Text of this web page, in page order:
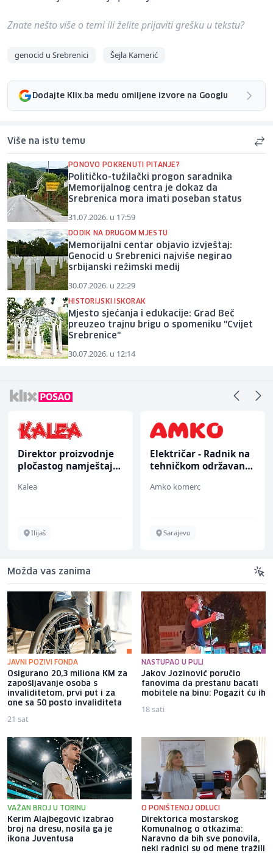
Znate nešto više o temi ili želite prijaviti grešku u tekstu?
genocid u Srebrenici Šejla Kamerić
Dodajte Klix.ba među omiljene izvore na Googlu
Više na istu temu
PONOVO POKRENUTI PITANJE?
Političko-tužilački progon saradnika
Memorijalnog centra je dokaz da
Srebrenica mora imati poseban status
31.07.2026. u 17:59
DODIK NA DRUGOM MJESTU
Memorijalni centar objavio izvještaj:
Genocid u Srebrenici najviše negirao
srbijanski režimski medij
30.07.2026. u 22:29
HISTORIJSKI ISKORAK
Mjesto sjećanja i edukacije: Grad Beč
preuzeo trajnu brigu o spomeniku "Cvijet
Srebrenice"
30.07.2026. u 12:14
Direktor proizvodnje
pločastog namještaja
Kalea
Ilijaš
Električar - Radnik na
tehničkom održavanju
Amko komerc
Sarajevo
Možda vas zanima
JAVNI POZIVI FONDA
Osigurano 20,3 miliona KM za
zapošljavanje osoba s
invaliditetom, prvi put i za
one sa 50 posto invaliditeta
21 sat
NASTUPAO U PULI
Jakov Jozinović poručio
fanovima da prestanu bacati
mobitele na binu: Pogazit ću ih
18 sati
VAŽAN BROJ U TORINU
Kerim Alajbegović izabrao
broj na dresu, nosila ga je
ikona Juventusa
O PONIŠTENOJ ODLUCI
Direktorica mostarskog
Komunalnog o otkazima:
Naravno da bih sve ponovila,
neki radnici su od mene tražili